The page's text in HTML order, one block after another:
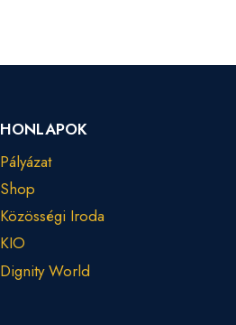
HONLAPOK
Pályázat
Shop
Közösségi Iroda
KIO
Dignity World